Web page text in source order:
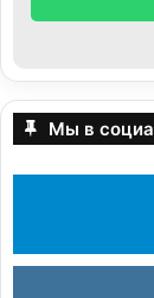
Мы в